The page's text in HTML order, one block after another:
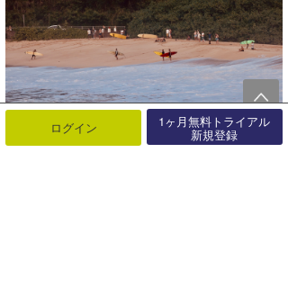
ログイン 1ヶ月無料トライアル
新規登録